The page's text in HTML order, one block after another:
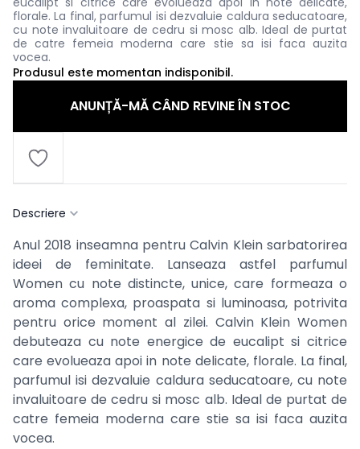
florale. La final, parfumul isi dezvaluie caldura seducatoare,
cu note invaluitoare de cedru si mosc alb. Ideal de purtat
de catre femeia moderna care stie sa isi faca auzita
vocea.
Produsul este momentan indisponibil.
ANUNȚĂ-MĂ CÂND REVINE ÎN STOC
Descriere
Anul 2018 inseamna pentru Calvin Klein sarbatorirea
ideei de feminitate. Lanseaza astfel parfumul
Women cu note distincte, unice, care formeaza o
aroma complexa, proaspata si luminoasa, potrivita
pentru orice moment al zilei. Calvin Klein Women
debuteaza cu note energice de eucalipt si citrice
care evolueaza apoi in note delicate, florale. La final,
parfumul isi dezvaluie caldura seducatoare, cu note
invaluitoare de cedru si mosc alb. Ideal de purtat de
catre femeia moderna care stie sa isi faca auzita
vocea.